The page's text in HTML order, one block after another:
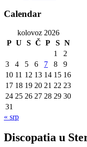
Calendar
kolovoz 2026
P U S Č P S N
1
2
3
4 5 6 7 8
9
10 11 12 13 14 15 16
17 18 19 20 21 22 23
24 25 26 27 28 29 30
31
« srp
Discopatia u